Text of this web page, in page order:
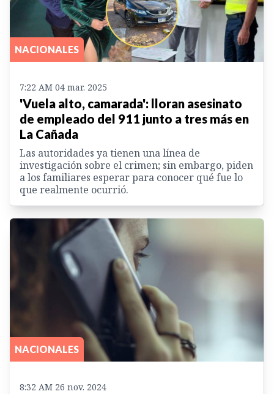
NACIONALES
7:22 AM 04 mar. 2025
'Vuela alto, camarada': lloran asesinato
de empleado del 911 junto a tres más en
La Cañada
Las autoridades ya tienen una línea de
investigación sobre el crimen; sin embargo, piden
a los familiares esperar para conocer qué fue lo
que realmente ocurrió.
NACIONALES
8:32 AM 26 nov. 2024